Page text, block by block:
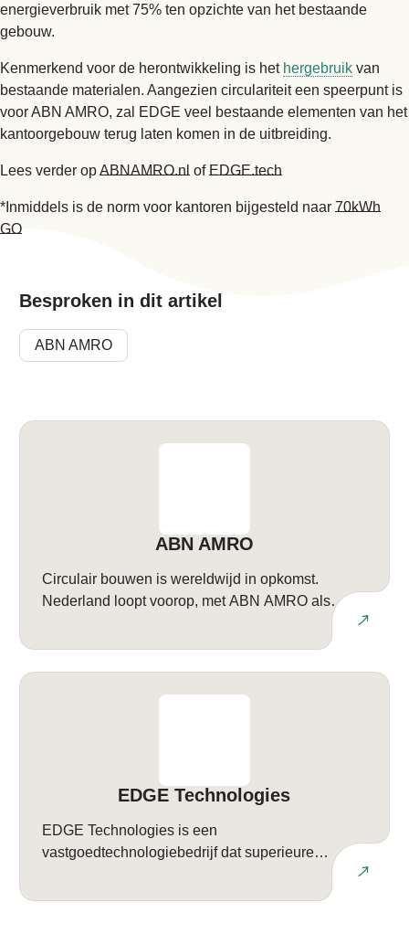
energieverbruik met 75% ten opzichte van het bestaande
gebouw.
Kenmerkend voor de herontwikkeling is het hergebruik van
bestaande materialen. Aangezien circulariteit een speerpunt is
voor ABN AMRO, zal EDGE veel bestaande elementen van het
kantoorgebouw terug laten komen in de uitbreiding.
Lees verder opABNAMRO.nl of EDGE.tech
*Inmiddels is de norm voor kantoren bijgesteld naar 70kWh
GO
Besproken in dit artikel
ABN AMRO
ABN AMRO
Circulair bouwen is wereldwijd in opkomst.
Nederland loopt voorop, met ABN AMRO als
ambassadeur. Die rol bevestigen we met de bouw
Lees meer
EDGE Technologies
EDGE Technologies is een
vastgoedtechnologiebedrijf dat superieure
leveren aan de gezondheid van mens en milieu.
Lees meer